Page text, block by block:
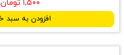
۱,۵۰۰ تومان
افزودن به سبد